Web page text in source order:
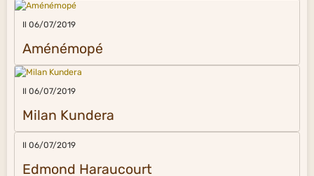
Il 06/07/2019
Aménémopé
Il 06/07/2019
Milan Kundera
Il 06/07/2019
Edmond Haraucourt